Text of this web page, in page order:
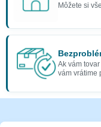
Môžete si
Ak vám
vám vrátime